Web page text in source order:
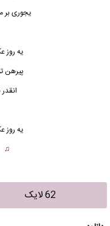
یجوری بر
یه روز
پیرهن
یه روز
♫
62 لایک